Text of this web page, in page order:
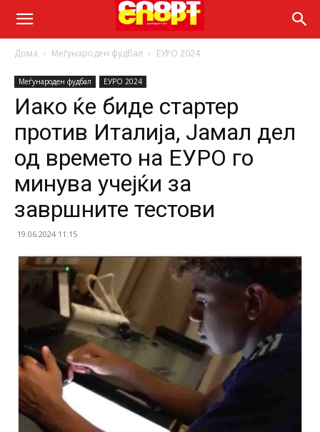
Дома Меѓународен фудбал ЕУРО 2024
Меѓународен фудбал ЕУРО 2024
Иако ќе биде стартер
против Италија, Јамал дел
од времето на ЕУРО го
минува учејќи за
завршните тестови
19.06.2024 11:15